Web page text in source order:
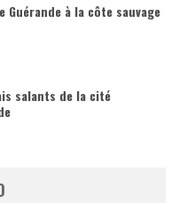
Guérande à la côte sauvage
salants de la cité